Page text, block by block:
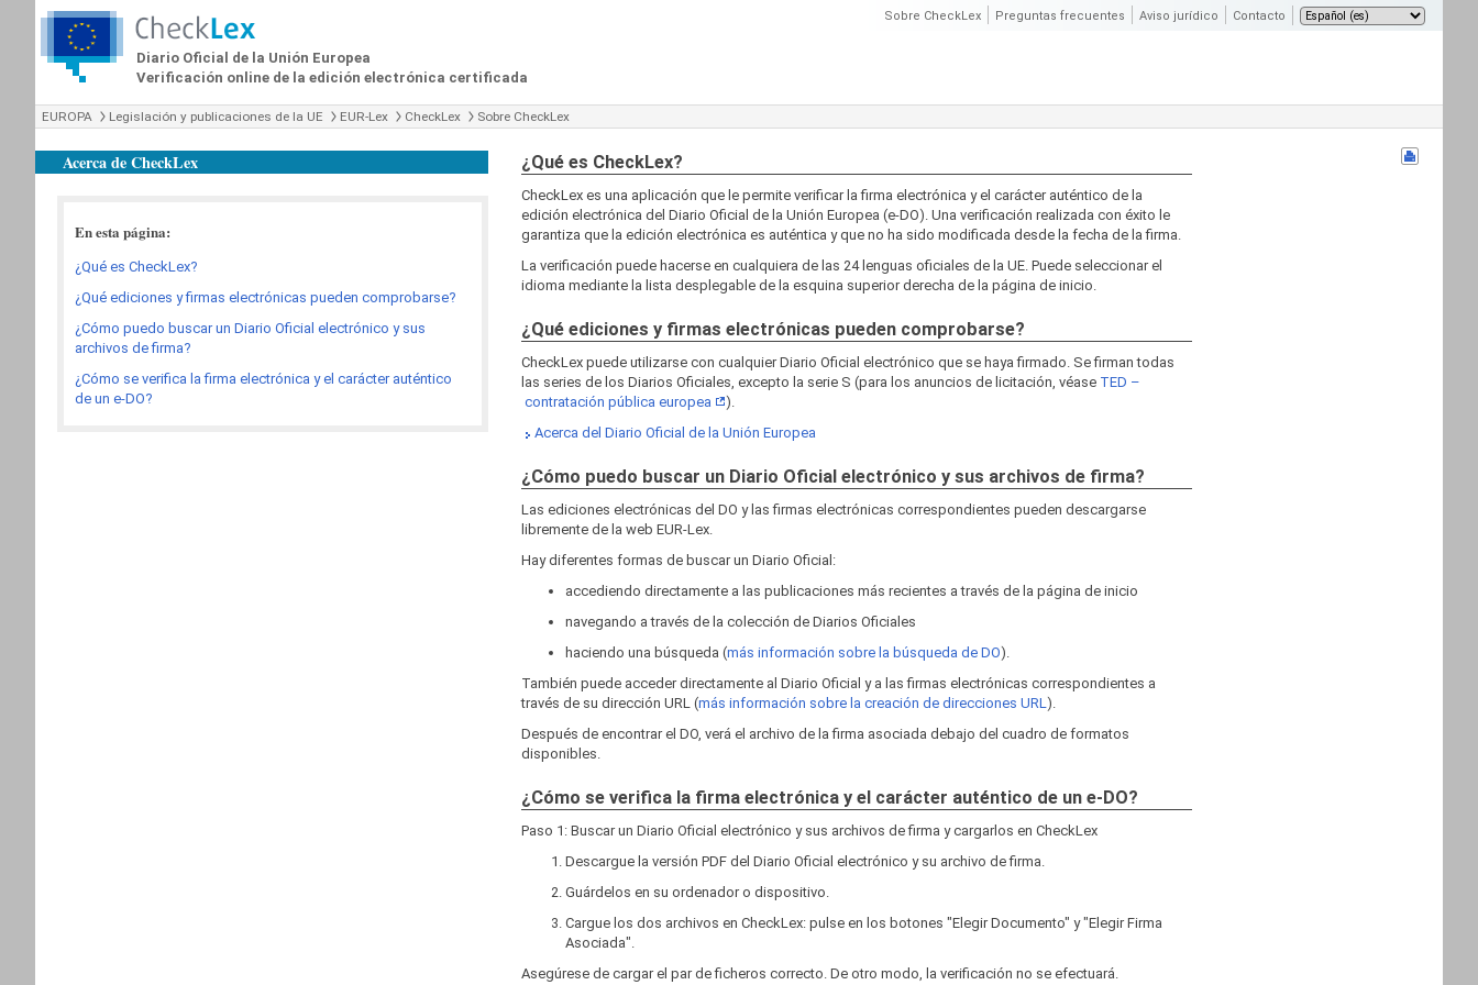
Diario Oficial de la Unión Europea
Verificación online de la edición electrónica certificada
Sobre CheckLex Preguntas frecuentes Aviso jurídico Contacto
EUROPA Legislación y publicaciones de la UE EUR-Lex CheckLex Sobre CheckLex
Acerca de CheckLex
En esta página:
¿Qué es CheckLex?
¿Qué ediciones y firmas electrónicas pueden comprobarse?
¿Cómo puedo buscar un Diario Oficial electrónico y sus
archivos de firma?
¿Cómo se verifica la firma electrónica y el carácter auténtico
de un e-DO?
¿Qué es CheckLex?
CheckLex es una aplicación que le permite verificar la firma electrónica y el carácter auténtico de la
edición electrónica del Diario Oficial de la Unión Europea (e-DO). Una verificación realizada con éxito le
garantiza que la edición electrónica es auténtica y que no ha sido modificada desde la fecha de la firma.
La verificación puede hacerse en cualquiera de las 24 lenguas oficiales de la UE. Puede seleccionar el
idioma mediante la lista desplegable de la esquina superior derecha de la página de inicio.
¿Qué ediciones y firmas electrónicas pueden comprobarse?
CheckLex puede utilizarse con cualquier Diario Oficial electrónico que se haya firmado. Se firman todas
las series de los Diarios Oficiales, excepto la serie S (para los anuncios de licitación, véase TED –
contratación pública europea
).
Acerca del Diario Oficial de la Unión Europea
¿Cómo puedo buscar un Diario Oficial electrónico y sus archivos de firma?
Las ediciones electrónicas del DO y las firmas electrónicas correspondientes pueden descargarse
libremente de la web EUR‑Lex.
Hay diferentes formas de buscar un Diario Oficial:
accediendo directamente a las publicaciones más recientes a través de la página de inicio
navegando a través de la colección de Diarios Oficiales
haciendo una búsqueda (más información sobre la búsqueda de DO).
También puede acceder directamente al Diario Oficial y a las firmas electrónicas correspondientes a
través de su dirección URL (más información sobre la creación de direcciones URL).
Después de encontrar el DO, verá el archivo de la firma asociada debajo del cuadro de formatos
disponibles.
¿Cómo se verifica la firma electrónica y el carácter auténtico de un e-DO?
Paso 1: Buscar un Diario Oficial electrónico y sus archivos de firma y cargarlos en CheckLex
Descargue la versión PDF del Diario Oficial electrónico y su archivo de firma.
Guárdelos en su ordenador o dispositivo.
Cargue los dos archivos en CheckLex: pulse en los botones "Elegir Documento" y "Elegir Firma
Asociada".
Asegúrese de cargar el par de ficheros correcto. De otro modo, la verificación no se efectuará.